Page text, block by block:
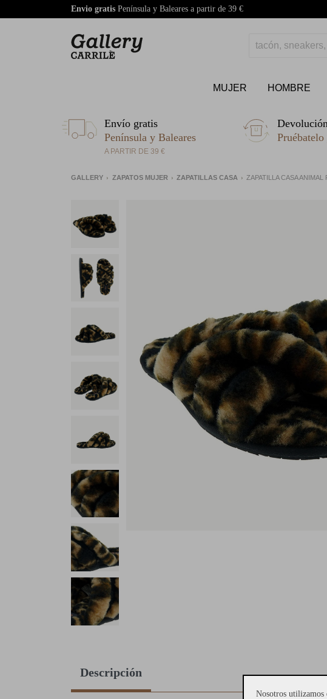
Envio gratis Península y Baleares a partir de 39 €
MUJER HOMBRE
Envío gratis
Península y Baleares
A PARTIR DE 39 €
GALLERY ZAPATOS MUJER ZAPATILLAS CASA ZAPATILLA CASA
Descripción
Nosotros utilizamos